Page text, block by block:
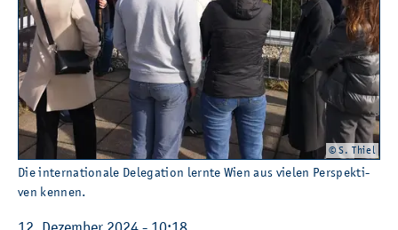
© S. Thiel
Die in­ter­na­tio­na­le De­le­ga­ti­on lern­te Wien aus vie­len Per­spek­ti­
ven ken­nen.